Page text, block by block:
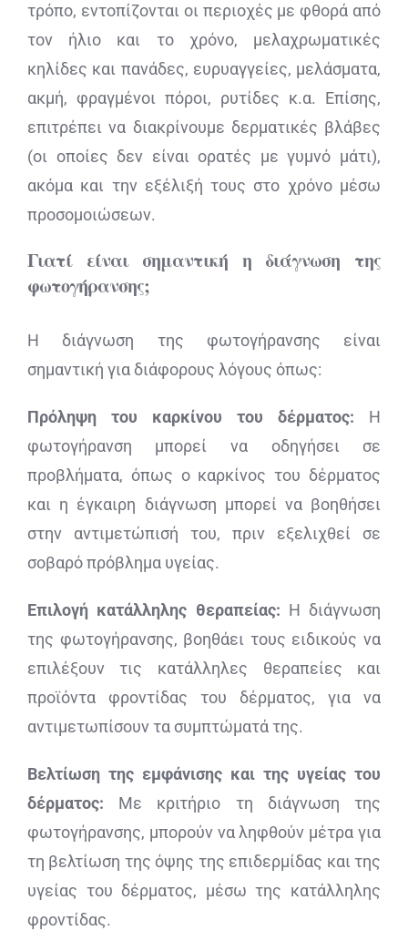
τρόπο, εντοπίζονται οι περιοχές με φθορά από
τον ήλιο και το χρόνο, μελαχρωματικές
κηλίδες και πανάδες, ευρυαγγείες, μελάσματα,
ακμή, φραγμένοι πόροι, ρυτίδες κ.α. Επίσης,
επιτρέπει να διακρίνουμε δερματικές βλάβες
(οι οποίες δεν είναι ορατές με γυμνό μάτι),
ακόμα και την εξέλιξή τους στο χρόνο μέσω
προσομοιώσεων.
Γιατί είναι σημαντική η διάγνωση της
φωτογήρανσης;
Η διάγνωση της φωτογήρανσης είναι
σημαντική για διάφορους λόγους όπως:
Πρόληψη του καρκίνου του δέρματος: Η
φωτογήρανση μπορεί να οδηγήσει σε
προβλήματα, όπως ο καρκίνος του δέρματος
και η έγκαιρη διάγνωση μπορεί να βοηθήσει
στην αντιμετώπισή του, πριν εξελιχθεί σε
σοβαρό πρόβλημα υγείας.
Επιλογή κατάλληλης θεραπείας: Η διάγνωση
της φωτογήρανσης, βοηθάει τους ειδικούς να
επιλέξουν τις κατάλληλες θεραπείες και
προϊόντα φροντίδας του δέρματος, για να
αντιμετωπίσουν τα συμπτώματά της.
Βελτίωση της εμφάνισης και της υγείας του
δέρματος: Με κριτήριο τη διάγνωση της
φωτογήρανσης, μπορούν να ληφθούν μέτρα για
τη βελτίωση της όψης της επιδερμίδας και της
υγείας του δέρματος, μέσω της κατάλληλης
φροντίδας.